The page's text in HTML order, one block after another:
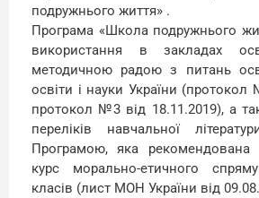
подружнього життя» .
Програма «Школа подружнього
використання в закладах
методичною радою з питань
освіти і науки України (протокол
протокол №3 від 18.11.2019), а
переліків навчальної
Програмою, яка
курс морально-етичного
класів (лист МОН України від